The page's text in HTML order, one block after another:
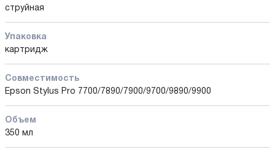
струйная
Упаковка
картридж
Совместимость
Epson Stylus Pro 7700/7890/7900/9700/9890/9900
Объем
350 мл